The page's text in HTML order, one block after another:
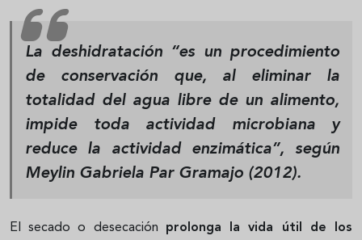
La deshidratación “es un procedimiento
de conservación que, al eliminar la
totalidad del agua libre de un alimento,
impide toda actividad microbiana y
reduce la actividad enzimática”, según
Meylin Gabriela Par Gramajo (2012).
El secado o desecación prolonga la vida útil de los